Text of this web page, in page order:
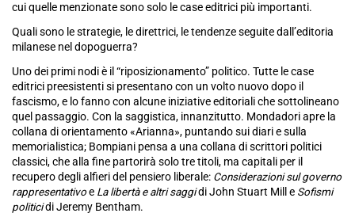
cui quelle menzionate sono solo le case editrici più importanti.
Quali sono le strategie, le direttrici, le tendenze seguite dall’editoria
milanese nel dopoguerra?
Uno dei primi nodi è il “riposizionamento” politico. Tutte le case
editrici preesistenti si presentano con un volto nuovo dopo il
fascismo, e lo fanno con alcune iniziative editoriali che sottolineano
quel passaggio. Con la saggistica, innanzitutto. Mondadori apre la
collana di orientamento «Arianna», puntando sui diari e sulla
memorialistica; Bompiani pensa a una collana di scrittori politici
classici, che alla fine partorirà solo tre titoli, ma capitali per il
recupero degli alfieri del pensiero liberale: Considerazioni sul governo
rappresentativoe La libertà e altri saggidi John Stuart Mill e Sofismi
politicidi Jeremy Bentham.